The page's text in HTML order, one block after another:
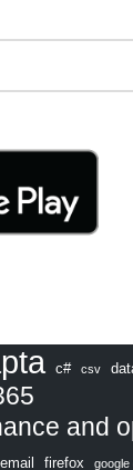
c# csv
and
email firefox google